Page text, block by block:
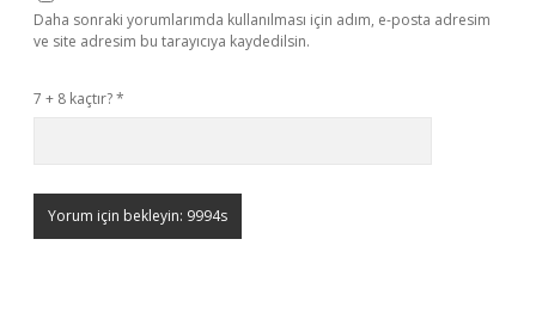
Daha sonraki yorumlarımda kullanılması için adım, e-posta adresim
ve site adresim bu tarayıcıya kaydedilsin.
7 + 8 kaçtır?*